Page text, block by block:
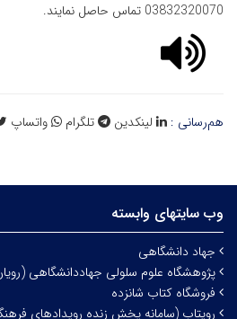
03832320070 تماس حاصل نمایند.
هم‌رسانی : لینکدین تلگرام واتساپ
وب سایتهای وابسته
جهاد دانشگاهی
پژوهشگاه علوم سلولی جهاددانشگاهی
فروشگاه کتاب شانزده
رویتاب (سامانه پخش زنده رویدادهای